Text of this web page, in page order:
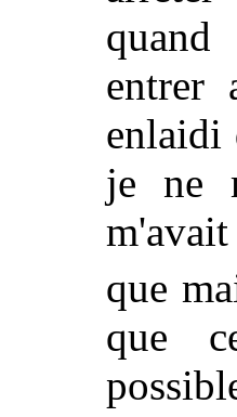
entrer
enlaidi
je ne
que
que